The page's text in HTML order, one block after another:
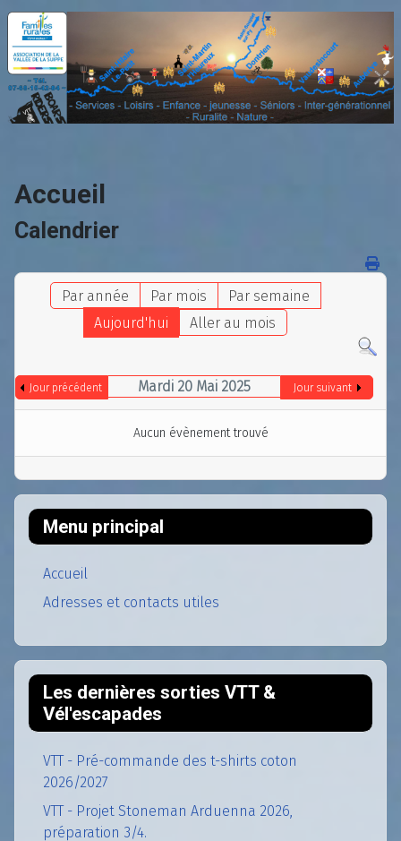
Accueil
Calendrier
Par année Par mois
Par semaine
Aujourd'hui
Aller au mois
Jour précédent Mardi 20 Mai 2025 Jour suivant
Aucun évènement trouvé
Menu principal
Accueil
Adresses et contacts utiles
Les dernières sorties VTT &
Vél'escapades
VTT - Pré-commande des t-shirts coton
2026/2027
VTT - Projet Stoneman Arduenna 2026,
préparation 3/4.